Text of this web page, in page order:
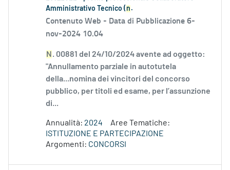
Amministrativo Tecnico (n .
Contenuto Web - Data di Pubblicazione 6-
nov-2024 10.04
N . 00881 del 24/10/2024 avente ad oggetto:
"Annullamento parziale in autotutela
della...nomina dei vincitori del concorso
pubblico, per titoli ed esame, per l’assunzione
di...
Annualità: 2024
Aree Tematiche:
ISTITUZIONE E PARTECIPAZIONE
Argomenti: CONCORSI